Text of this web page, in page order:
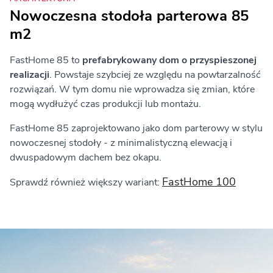
Nowoczesna stodoła parterowa 85
m2
FastHome 85 to prefabrykowany dom o przyspieszonej
realizacji. Powstaje szybciej ze względu na powtarzalność
rozwiązań. W tym domu nie wprowadza się zmian, które
mogą wydłużyć czas produkcji lub montażu.
FastHome 85 zaprojektowano jako dom parterowy w stylu
nowoczesnej stodoły - z minimalistyczną elewacją i
dwuspadowym dachem bez okapu.
Sprawdź również większy wariant: FastHome 100